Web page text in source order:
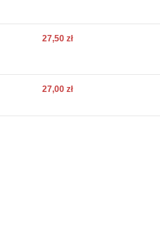
27,50 zł
27,00 zł